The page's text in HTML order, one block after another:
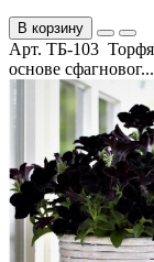
В корзину
Арт. ТБ-103
основе сфагновог...